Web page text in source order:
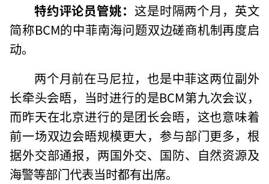
特约评论员管姚： 这是时隔两个月，英文
简称BCM的中菲南海问题双边磋商机制再度启
动。
两个月前在马尼拉，也是中菲这两位副外
长牵头会晤，当时进行的是BCM第九次会议，
而昨天在北京进行的是团长会晤，这也意味着
前一场双边会晤规模更大，参与部门更多，根
据外交部通报，两国外交、国防、自然资源及
海警等部门代表当时都有出席。